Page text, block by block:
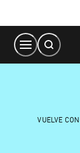
Content
VUELVE